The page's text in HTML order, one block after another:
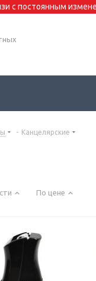
с постоянным
- Канцелярские
По цене